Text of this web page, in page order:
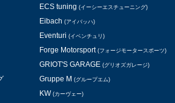
ECS tuning (イーシーエスチューニング)
Eibach (アイバッハ)
Eventuri (イベンチュリ)
Forge Motorsport (フォージモータースポーツ)
GRIOT'S GARAGE (グリオズガレージ)
Gruppe M (グループエム)
KW (カーヴェー)